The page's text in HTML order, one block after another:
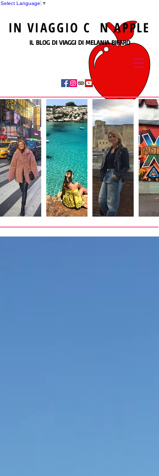
Select Language ▼
IN VIAGGIO C NAPPLE
IL BLOG DI VIAGGI DI MELANIA BIFARO